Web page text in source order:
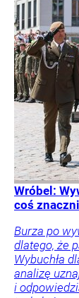
Wróbel:
coś
Burza po
dlatego, że
Wybuchła
analizę
i